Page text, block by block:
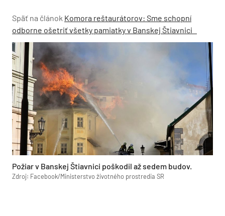
Späť na článok Komora reštaurátorov: Sme schopní
odborne ošetriť všetky pamiatky v Banskej Štiavnici
Požiar v Banskej Štiavnici poškodil až sedem budov.
Zdroj: Facebook/Ministerstvo životného prostredia SR